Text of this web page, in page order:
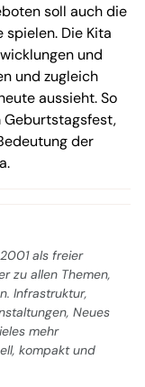
soll auch die
Die Kita
und
und zugleich
aussieht. So
Geburtstagsfest,
der
als freier
zu allen Themen,
Infrastruktur,
Neues
mehr
kompakt und